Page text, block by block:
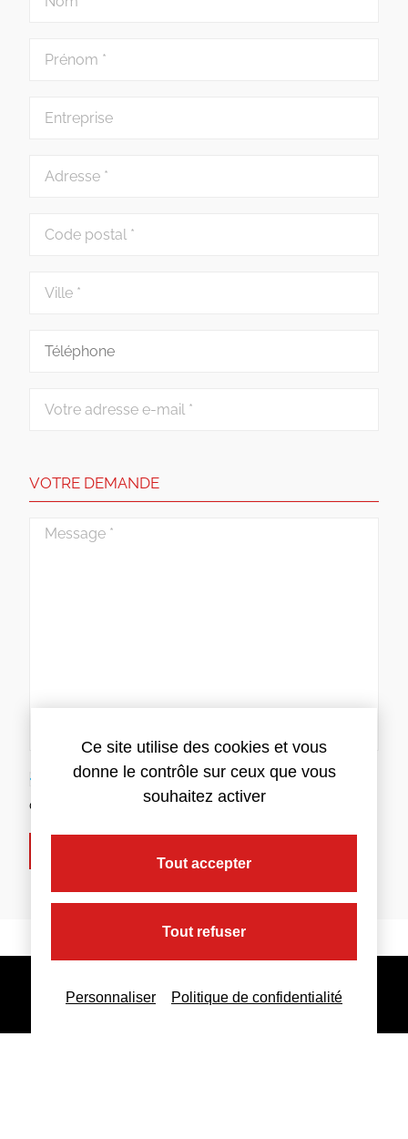
VOTRE DEMANDE
J'accepte l'utilisation de mes données (Politique
de collecte des données)
Ce site utilise des cookies et vous
donne le contrôle sur ceux que vous
souhaitez activer
Tout accepter
Tout refuser
Personnaliser Politique de confidentialité